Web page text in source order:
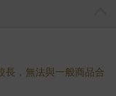
自行了斷，向時間老
》上發表的。荊棘
長，無法與一般商品合